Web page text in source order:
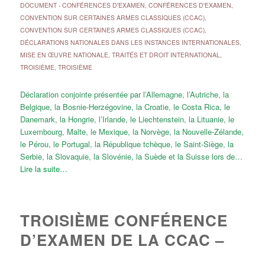
DOCUMENT- CONFÉRENCES D'EXAMEN, CONFÉRENCES D'EXAMEN,
CONVENTION SUR CERTAINES ARMES CLASSIQUES (CCAC),
CONVENTION SUR CERTAINES ARMES CLASSIQUES (CCAC),
DÉCLARATIONS NATIONALES DANS LES INSTANCES INTERNATIONALES,
MISE EN ŒUVRE NATIONALE, TRAITÉS ET DROIT INTERNATIONAL,
TROISIÈME, TROISIÈME
Déclaration conjointe présentée par l’Allemagne, l’Autriche, la
Belgique, la Bosnie-Herzégovine, la Croatie, le Costa Rica, le
Danemark, la Hongrie, l’Irlande, le Liechtenstein, la Lituanie, le
Luxembourg, Malte, le Mexique, la Norvège, la Nouvelle-Zélande,
le Pérou, le Portugal, la République tchèque, le Saint-Siège, la
Serbie, la Slovaquie, la Slovénie, la Suède et la Suisse lors de…
Lire la suite…
TROISIÈME CONFÉRENCE
D’EXAMEN DE LA CCAC –